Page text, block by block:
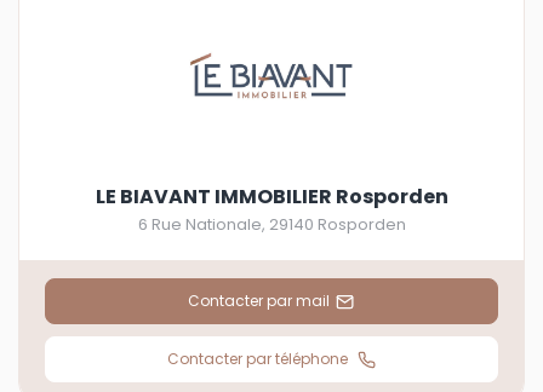
LE BIAVANT IMMOBILIER Rosporden
6 Rue Nationale, 29140 Rosporden
Contacter par mail
Contacter par téléphone